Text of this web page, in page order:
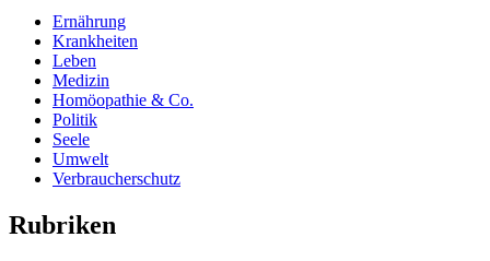
Ernährung
Krankheiten
Leben
Medizin
Homöopathie & Co.
Politik
Seele
Umwelt
Verbraucherschutz
Rubriken